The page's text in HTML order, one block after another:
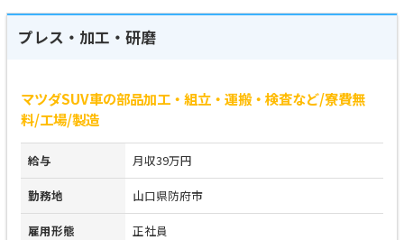
プレス・加工・研磨
マツダSUV車の部品加工・組立・運搬・検査など/寮費無
料/工場/製造
給与 月収39万円
勤務地 山口県防府市
雇用形態 正社員